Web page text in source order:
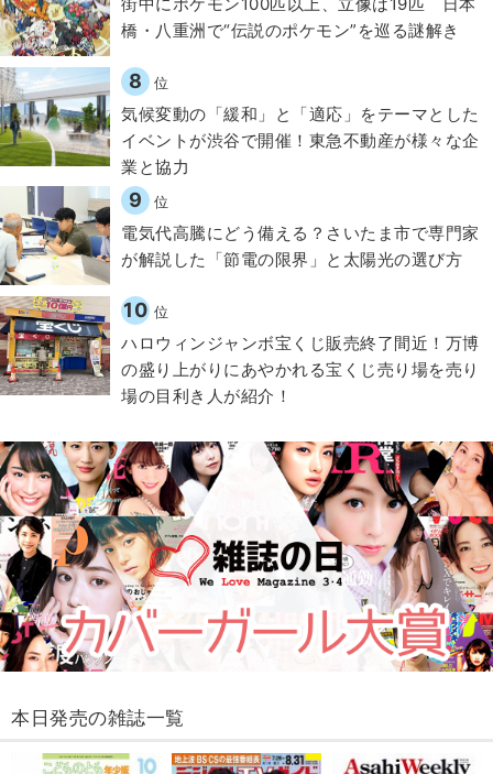
橋・八重洲で“伝説のポケモン”を巡る謎解き
8 位
気候変動の「緩和」と「適応」をテーマとした
イベントが渋谷で開催！東急不動産が様々な企
業と協力
9 位
電気代高騰にどう備える？さいたま市で専門家
が解説した「節電の限界」と太陽光の選び方
10 位
ハロウィンジャンボ宝くじ販売終了間近！万博
の盛り上がりにあやかれる宝くじ売り場を売り
場の目利き人が紹介！
本日発売の雑誌一覧